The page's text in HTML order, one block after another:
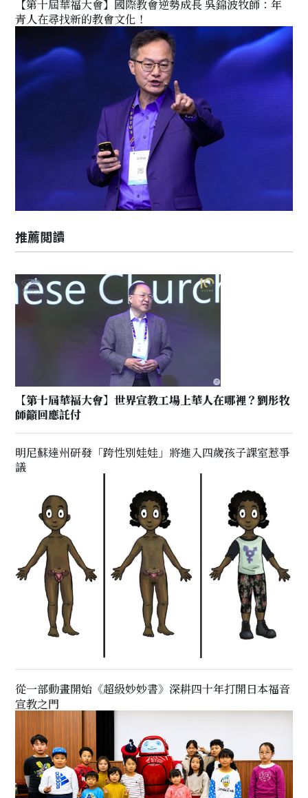
【第十屆華福大會】國際教會逆勢成長 吳錦波牧師：年
青人在尋找新的教會文化！
推薦閲讀
【第十屆華福大會】世界宣教工場上華人在哪裡？劉彤牧
師籲回應託付
明尼蘇達州研發「跨性別娃娃」將進入四歲孩子課室惹爭
議
從一部動畫開始《超級妙妙書》深耕四十年打開日本福音
宣教之門